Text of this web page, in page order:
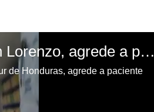
Empleada del hospital de San Lorenzo, agrede a paciente
de Honduras, agrede a paciente